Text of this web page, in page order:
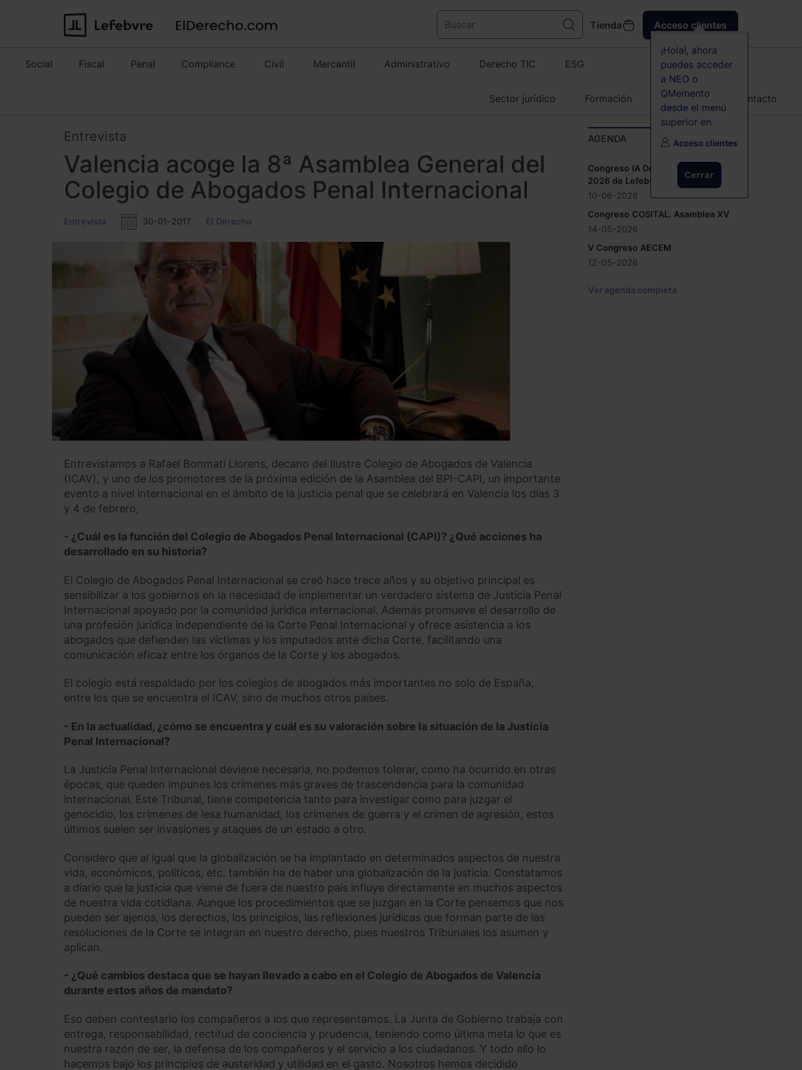
Tienda Acceso clientes
¡Hola!, ahora
puedes acceder
a NEO o
QMemento
desde el menú
superior en
Acceso clientes
Cerrar
Social Fiscal Penal Compliance Civil Mercantil Administrativo Derecho TIC ESG
Sector jurídico Formación Agenda Contacto
Entrevista
Valencia acoge la 8ª Asamblea General del
Colegio de Abogados Penal Internacional
Entrevista 30-01-2017 El Derecho
Entrevistamos a Rafael Bonmatí Llorens, decano del Ilustre Colegio de Abogados de Valencia
(ICAV), y uno de los promotores de la próxima edición de la Asamblea del BPI-CAPI, un importante
evento a nivel internacional en el ámbito de la justicia penal que se celebrará en Valencia los días 3
y 4 de febrero,
- ¿Cuál es la función del Colegio de Abogados Penal Internacional (CAPI)? ¿Qué acciones ha
desarrollado en su historia?
El Colegio de Abogados Penal Internacional se creó hace trece años y su objetivo principal es
sensibilizar a los gobiernos en la necesidad de implementar un verdadero sistema de Justicia Penal
Internacional apoyado por la comunidad jurídica internacional. Además promueve el desarrollo de
una profesión jurídica independiente de la Corte Penal Internacional y ofrece asistencia a los
abogados que defienden las víctimas y los imputados ante dicha Corte, facilitando una
comunicación eficaz entre los órganos de la Corte y los abogados.
El colegio está respaldado por los colegios de abogados más importantes no solo de España,
entre los que se encuentra el ICAV, sino de muchos otros países.
- En la actualidad, ¿cómo se encuentra y cuál es su valoración sobre la situación de la Justicia
Penal Internacional?
La Justicia Penal Internacional deviene necesaria, no podemos tolerar, como ha ocurrido en otras
épocas, que queden impunes los crímenes más graves de trascendencia para la comunidad
internacional. Este Tribunal, tiene competencia tanto para investigar como para juzgar el
genocidio, los crímenes de lesa humanidad, los crímenes de guerra y el crimen de agresión, estos
últimos suelen ser invasiones y ataques de un estado a otro.
Considero que al igual que la globalización se ha implantado en determinados aspectos de nuestra
vida, económicos, políticos, etc. también ha de haber una globalización de la justicia. Constatamos
a diario que la justicia que viene de fuera de nuestro país influye directamente en muchos aspectos
de nuestra vida cotidiana. Aunque los procedimientos que se juzgan en la Corte pensemos que nos
pueden ser ajenos, los derechos, los principios, las reflexiones jurídicas que forman parte de las
resoluciones de la Corte se integran en nuestro derecho, pues nuestros Tribunales los asumen y
aplican.
- ¿Qué cambios destaca que se hayan llevado a cabo en el Colegio de Abogados de Valencia
durante estos años de mandato?
Eso deben contestarlo los compañeros a los que representamos. La Junta de Gobierno trabaja con
entrega, responsabilidad, rectitud de conciencia y prudencia, teniendo como última meta lo que es
nuestra razón de ser, la defensa de los compañeros y el servicio a los ciudadanos. Y todo ello lo
hacemos bajo los principios de austeridad y utilidad en el gasto. Nosotros hemos decidido
AGENDA
Congreso IA Derecho y Empresa
2026 de Lefebvre
10-06-2026
Congreso COSITAL. Asamblea XV
14-05-2026
V Congreso AECEM
12-05-2026
Ver agenda completa